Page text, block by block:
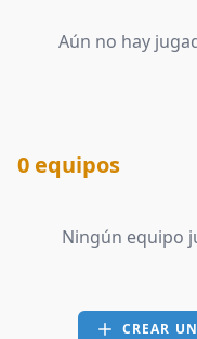
Aún no hay
0 equipos
Ningún equipo
CREAR